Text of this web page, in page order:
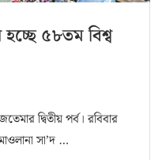
৫৮তম বিশ্ব
দ্বিতীয় পর্ব। রবিবার
সা’দ …